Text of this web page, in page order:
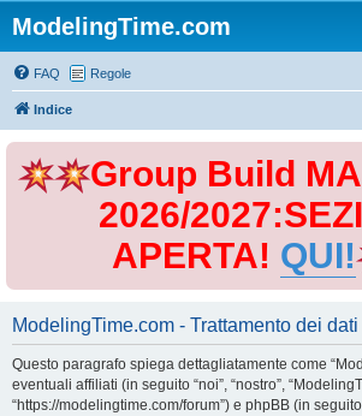
ModelingTime.com
FAQ Regole
Indice
Group Build
2026/
APERTA! QUI!
ModelingTime.com - Trattamento dei
Questo paragrafo spiega dettagliatamente come
eventuali affiliati (in seguito “noi”, “nostro”,
“https://modelingtime.com/forum”) e phpBB (in seguito